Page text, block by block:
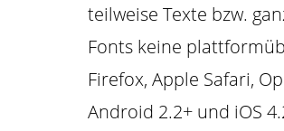
teilweise Texte bzw.
Fonts keine
Firefox, Apple Safari,
Android 2.2+ und iOS